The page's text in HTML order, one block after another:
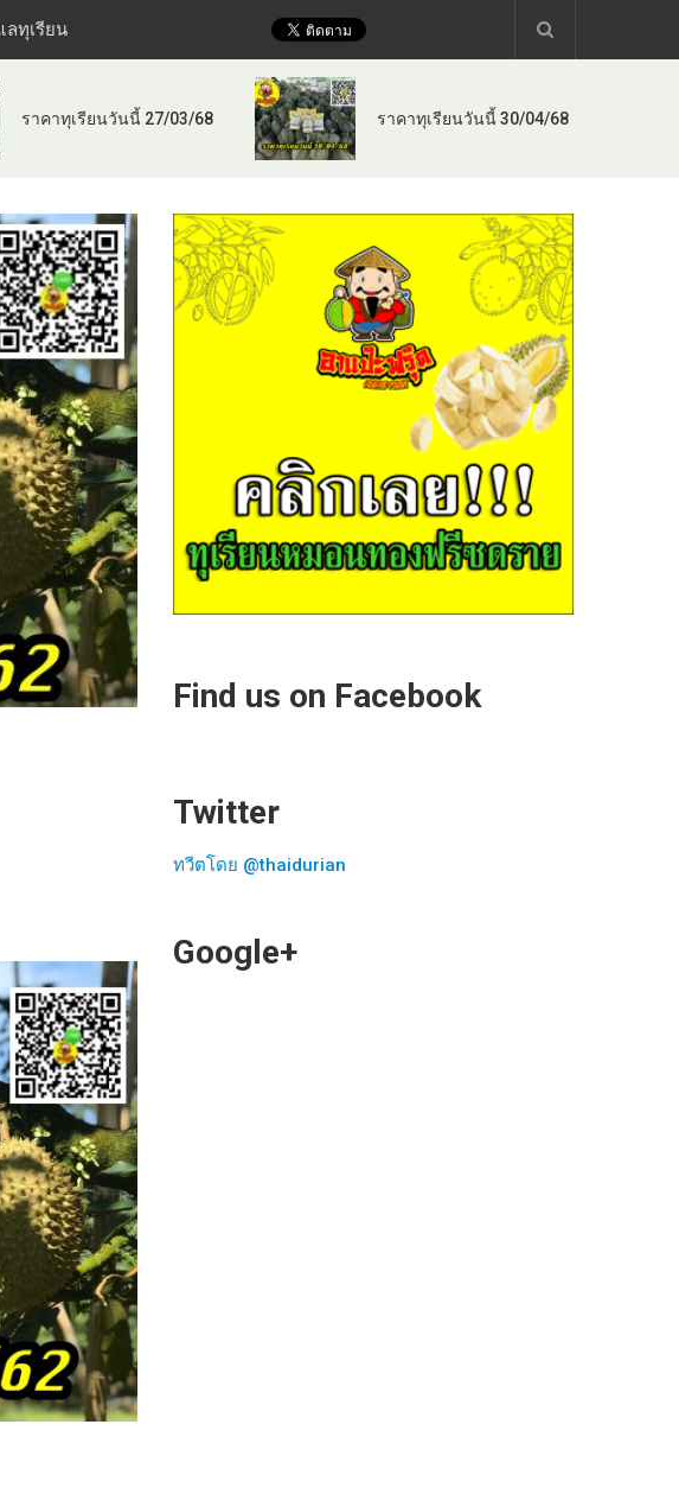
ทุเรียน
ราคาทุเรียนวันนี้ 27/03/68 ราคาทุเรียนวันนี้ 30/04/68
Find us on Facebook
Twitter
ทวีตโดย @thaidurian
Google+